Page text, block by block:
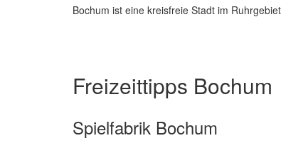
Bochum ist eine kreisfreie Stadt im Ruhrgebiet
Freizeittipps Bochum
Spielfabrik Bochum